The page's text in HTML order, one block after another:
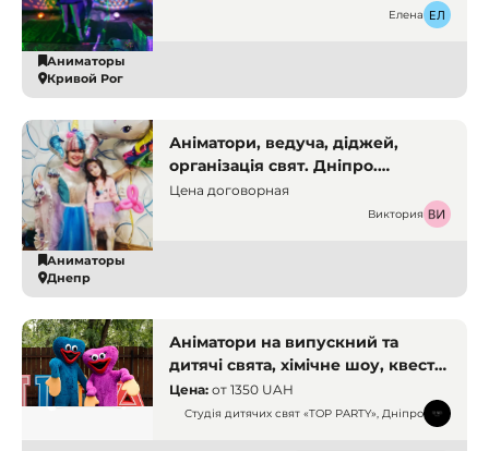
Елена
Аниматоры
Кривой Рог
Аніматори, ведуча, діджей,
організація свят. Дніпро.
Аніматори
Цена договорная
Виктория
Аниматоры
Днепр
Аніматори на випускний та
дитячі свята, хімічне шоу, квести.
Дніпро. Аніматори
Цена: от 1350 UAH
Студія дитячих свят «TOP PARTY», Дніпро